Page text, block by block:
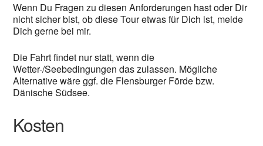
Wenn Du Fragen zu diesen Anforderungen hast oder Dir
nicht sicher bist, ob diese Tour etwas für Dich ist, melde
Dich gerne bei mir.
Die Fahrt findet nur statt, wenn die
Wetter-/Seebedingungen das zulassen. Mögliche
Alternative wäre ggf. die Flensburger Förde bzw.
Dänische Südsee.
Kosten